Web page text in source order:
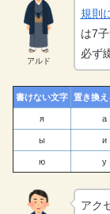
アルド
規則
は7
必ず
書けない文字 置き換
я а
ы и
ю у
アク